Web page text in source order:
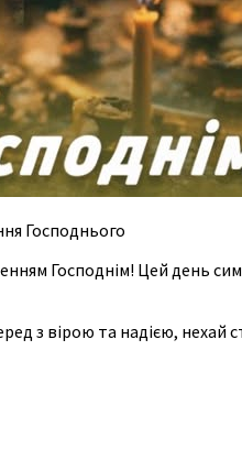
Господнього
Господнім! Цей день
з вірою та надією, нехай